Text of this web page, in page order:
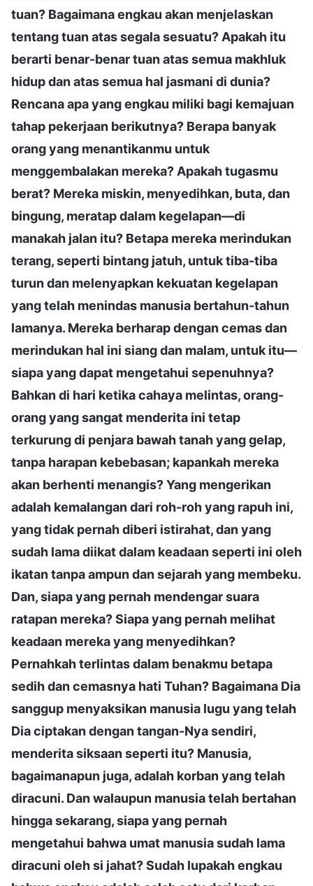
tuan? Bagaimana engkau akan menjelaskan
tentang tuan atas segala sesuatu? Apakah itu
berarti benar-benar tuan atas semua makhluk
hidup dan atas semua hal jasmani di dunia?
Rencana apa yang engkau miliki bagi kemajuan
tahap pekerjaan berikutnya? Berapa banyak
orang yang menantikanmu untuk
menggembalakan mereka? Apakah tugasmu
berat? Mereka miskin, menyedihkan, buta, dan
bingung, meratap dalam kegelapan—di
manakah jalan itu? Betapa mereka merindukan
terang, seperti bintang jatuh, untuk tiba-tiba
turun dan melenyapkan kekuatan kegelapan
yang telah menindas manusia bertahun-tahun
lamanya. Mereka berharap dengan cemas dan
merindukan hal ini siang dan malam, untuk itu—
siapa yang dapat mengetahui sepenuhnya?
Bahkan di hari ketika cahaya melintas, orang-
orang yang sangat menderita ini tetap
terkurung di penjara bawah tanah yang gelap,
tanpa harapan kebebasan; kapankah mereka
akan berhenti menangis? Yang mengerikan
adalah kemalangan dari roh-roh yang rapuh ini,
yang tidak pernah diberi istirahat, dan yang
sudah lama diikat dalam keadaan seperti ini oleh
ikatan tanpa ampun dan sejarah yang membeku.
Dan, siapa yang pernah mendengar suara
ratapan mereka? Siapa yang pernah melihat
keadaan mereka yang menyedihkan?
Pernahkah terlintas dalam benakmu betapa
sedih dan cemasnya hati Tuhan? Bagaimana Dia
sanggup menyaksikan manusia lugu yang telah
Dia ciptakan dengan tangan-Nya sendiri,
menderita siksaan seperti itu? Manusia,
bagaimanapun juga, adalah korban yang telah
diracuni. Dan walaupun manusia telah bertahan
hingga sekarang, siapa yang pernah
mengetahui bahwa umat manusia sudah lama
diracuni oleh si jahat? Sudah lupakah engkau